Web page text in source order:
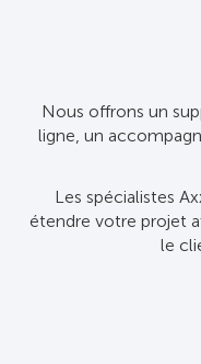
Nous offrons un
ligne, un
Les spécialistes
étendre votre projet
le